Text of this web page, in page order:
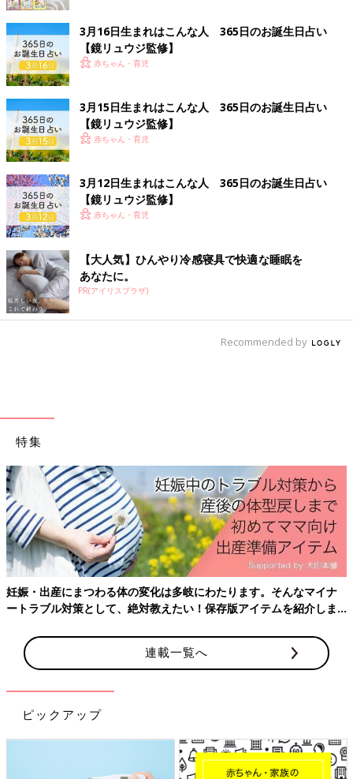
児童手当、いただけるだけ有り難い！それは本当にすごく感謝し
3月16日生まれはこんな人 365日のお誕生日占い
【鏡リュウジ監修】
赤ちゃん・育児
3月15日生まれはこんな人 365日のお誕生日占い
【鏡リュウジ監修】
赤ちゃん・育児
3月12日生まれはこんな人 365日のお誕生日占い
【鏡リュウジ監修】
赤ちゃん・育児
【大人気】ひんやり冷感寝具で快適な睡眠を
あなたに。
PR(アイリスプラザ)
Recommended by
特集
妊娠・出産にまつわる体の変化は多岐にわたります。そんなマイナ
ートラブル対策として、絶対教えたい！保存版アイテムを紹介しま
連載一覧へ
ピックアップ